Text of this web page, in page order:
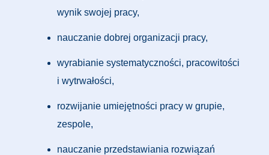
wynik swojej pracy,
nauczanie dobrej organizacji pracy,
wyrabianie systematyczności, pracowitości
i wytrwałości,
rozwijanie umiejętności pracy w grupie,
zespole,
nauczanie przedstawiania rozwiązań